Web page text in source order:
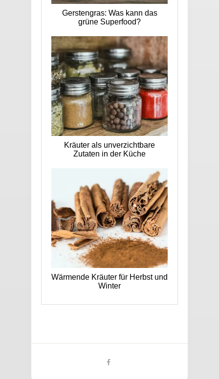
Gerstengras: Was kann das
grüne Superfood?
Kräuter als unverzichtbare
Zutaten in der Küche
Wärmende Kräuter für Herbst und
Winter